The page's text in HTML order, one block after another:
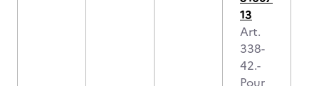
13
Art.
338-
42.-
Pour